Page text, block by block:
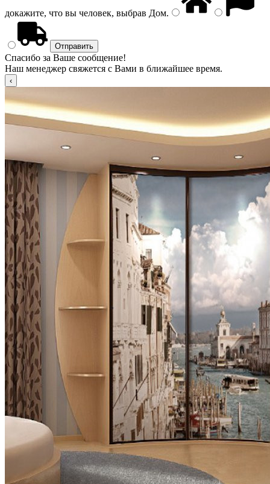
докажите, что вы человек, выбрав Дом.
Спасибо за Ваше сообщение!
Наш менеджер свяжется с Вами в ближайшее время.